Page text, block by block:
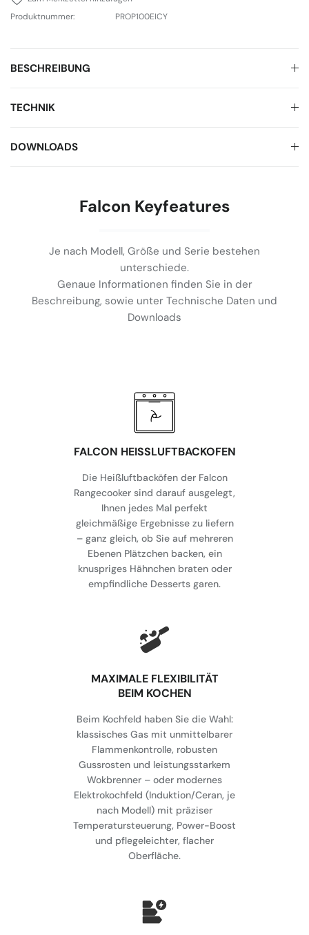
Produktnummer:
PROP100EICY
BESCHREIBUNG
TECHNIK
DOWNLOADS
Falcon Keyfeatures
Je nach Modell, Größe und Serie bestehen
unterschiede.
Genaue Informationen finden Sie in der
Beschreibung, sowie unter Technische Daten und
Downloads
FALCON HEISSLUFTBACKOFEN
Die Heißluftbacköfen der Falcon
Rangecooker sind darauf ausgelegt,
Ihnen jedes Mal perfekt
gleichmäßige Ergebnisse zu liefern
– ganz gleich, ob Sie auf mehreren
Ebenen Plätzchen backen, ein
knuspriges Hähnchen braten oder
empfindliche Desserts garen.
MAXIMALE FLEXIBILITÄT
BEIM KOCHEN
Beim Kochfeld haben Sie die Wahl:
klassisches Gas mit unmittelbarer
Flammenkontrolle, robusten
Gussrosten und leistungsstarkem
Wokbrenner – oder modernes
Elektrokochfeld (Induktion/Ceran, je
nach Modell) mit präziser
Temperatursteuerung, Power-Boost
und pflegeleichter, flacher
Oberfläche.